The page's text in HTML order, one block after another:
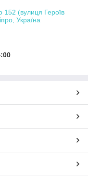
152 (вулиця Героїв
Україна